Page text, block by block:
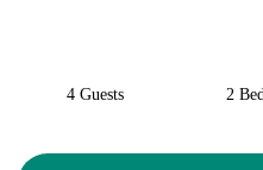
4 Guests 2